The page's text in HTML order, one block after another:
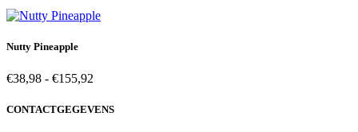
Nutty Pineapple
€38,98 - €155,92
tot
CONTACTGEGEVENS